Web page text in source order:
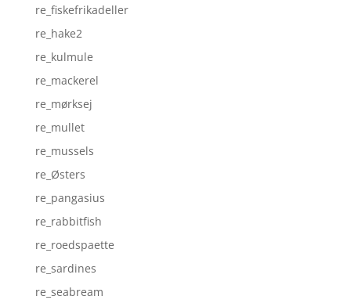
re_fiskefrikadeller
re_hake2
re_kulmule
re_mackerel
re_mørksej
re_mullet
re_mussels
re_Østers
re_pangasius
re_rabbitfish
re_roedspaette
re_sardines
re_seabream